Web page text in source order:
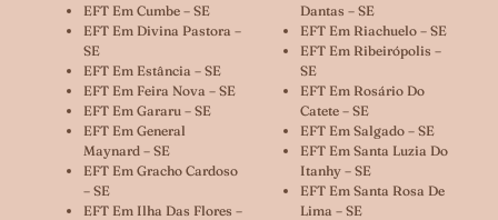
EFT Em Cumbe – SE
EFT Em Divina Pastora –
SE
EFT Em Estância – SE
EFT Em Feira Nova – SE
EFT Em Gararu – SE
EFT Em General
Maynard – SE
EFT Em Gracho Cardoso
– SE
EFT Em Ilha Das Flores –
Dantas – SE
EFT Em Riachuelo – SE
EFT Em Ribeirópolis –
SE
EFT Em Rosário Do
Catete – SE
EFT Em Salgado – SE
EFT Em Santa Luzia Do
Itanhy – SE
EFT Em Santa Rosa De
Lima – SE